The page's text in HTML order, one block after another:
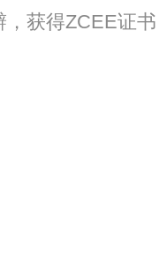
获得ZCEE证书